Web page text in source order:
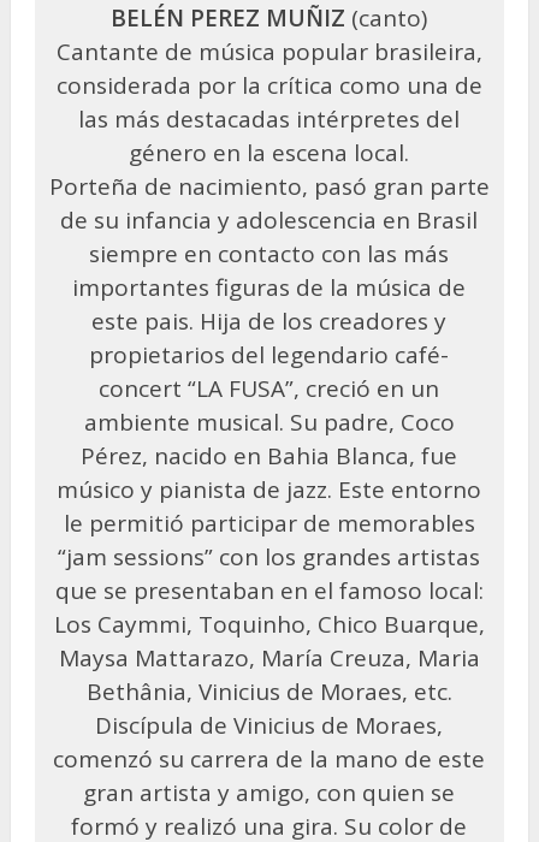
BELÉN PEREZ MUÑIZ (canto)
Cantante de música popular brasileira,
considerada por la crítica como una de
las más destacadas intérpretes del
género en la escena local.
Porteña de nacimiento, pasó gran parte
de su infancia y adolescencia en Brasil
siempre en contacto con las más
importantes figuras de la música de
este pais. Hija de los creadores y
propietarios del legendario café-
concert “LA FUSA”, creció en un
ambiente musical. Su padre, Coco
Pérez, nacido en Bahia Blanca, fue
músico y pianista de jazz. Este entorno
le permitió participar de memorables
“jam sessions” con los grandes artistas
que se presentaban en el famoso local:
Los Caymmi, Toquinho, Chico Buarque,
Maysa Mattarazo, María Creuza, Maria
Bethânia, Vinicius de Moraes, etc.
Discípula de Vinicius de Moraes,
comenzó su carrera de la mano de este
gran artista y amigo, con quien se
formó y realizó una gira. Su color de